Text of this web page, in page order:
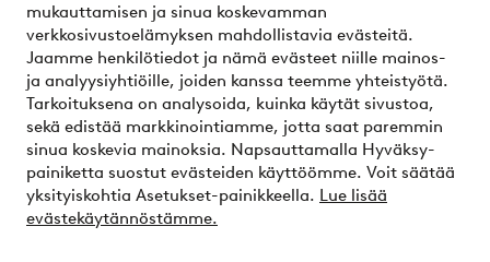
mukauttamisen ja sinua koskevamman
verkkosivustoelämyksen mahdollistavia evästeitä.
Jaamme henkilötiedot ja nämä evästeet niille mainos-
ja analyysiyhtiöille, joiden kanssa teemme yhteistyötä.
Tarkoituksena on analysoida, kuinka käytät sivustoa,
sekä edistää markkinointiamme, jotta saat paremmin
sinua koskevia mainoksia. Napsauttamalla Hyväksy-
painiketta suostut evästeiden käyttöömme. Voit säätää
yksityiskohtia Asetukset-painikkeella. Lue lisää
evästekäytännöstämme.
Turvalliset maksut – maksa nyt tai erissä
Haluatko tietää lisää maksuvaihtoehdoistamme?
elpy